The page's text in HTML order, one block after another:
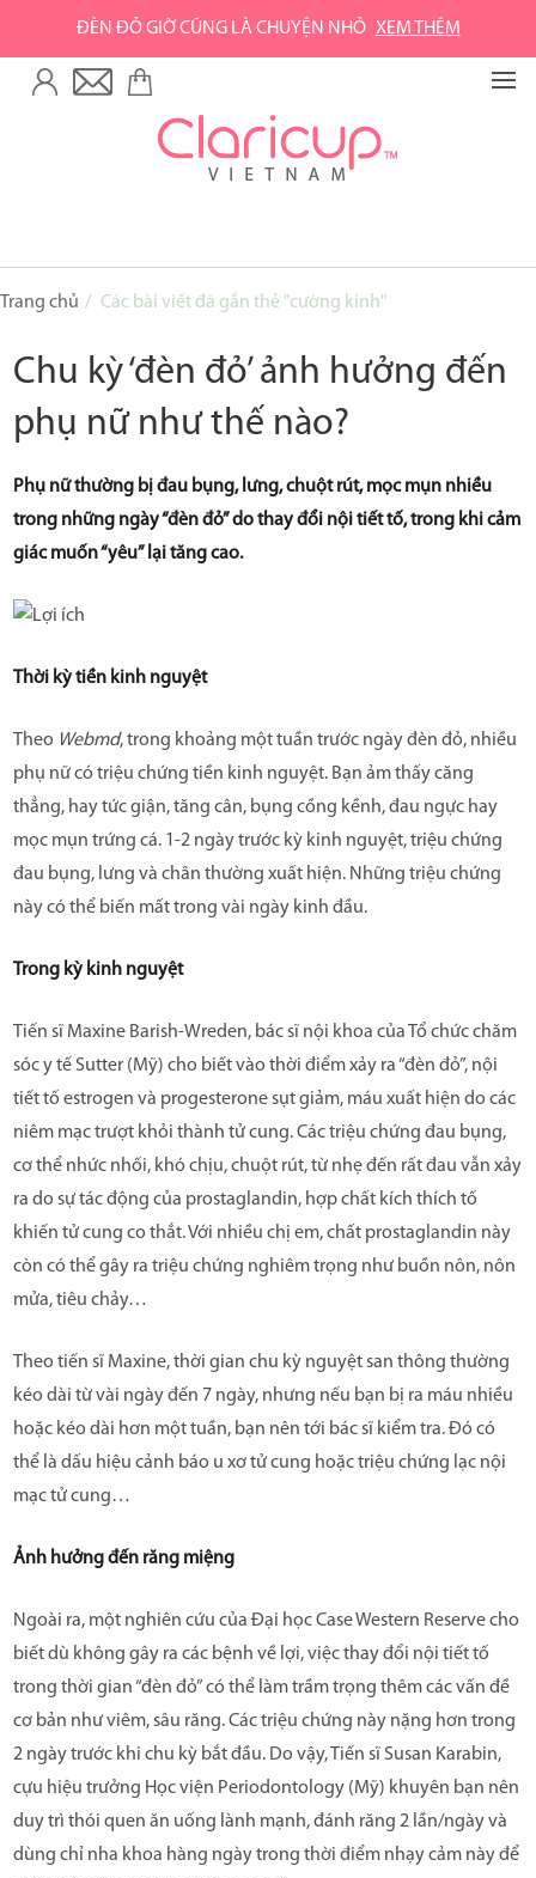
ĐÈN ĐỎ GIỜ CŨNG LÀ CHUYỆN NHỎ XEM THÊM
Trang chủ Các bài viết đã gắn thẻ "cường kinh"
Chu kỳ ‘đèn đỏ’ ảnh hưởng đến
phụ nữ như thế nào?
Phụ nữ thường bị đau bụng, lưng, chuột rút, mọc mụn nhiều
trong những ngày “đèn đỏ” do thay đổi nội tiết tố, trong khi cảm
giác muốn “yêu” lại tăng cao.
Thời kỳ tiền kinh nguyệt
Theo Webmd, trong khoảng một tuần trước ngày đèn đỏ, nhiều
phụ nữ có triệu chứng tiền kinh nguyệt. Bạn ảm thấy căng
thẳng, hay tức giận, tăng cân, bụng cồng kềnh, đau ngực hay
mọc mụn trứng cá. 1-2 ngày trước kỳ kinh nguyệt, triệu chứng
đau bụng, lưng và chân thường xuất hiện. Những triệu chứng
này có thể biến mất trong vài ngày kinh đầu.
Trong kỳ kinh nguyệt
Tiến sĩ Maxine Barish-Wreden, bác sĩ nội khoa của Tổ chức chăm
sóc y tế Sutter (Mỹ) cho biết vào thời điểm xảy ra “đèn đỏ”, nội
tiết tố estrogen và progesterone sụt giảm, máu xuất hiện do các
niêm mạc trượt khỏi thành tử cung. Các triệu chứng đau bụng,
cơ thể nhức nhối, khó chịu, chuột rút, từ nhẹ đến rất đau vẫn xảy
ra do sự tác động của prostaglandin, hợp chất kích thích tố
khiến tử cung co thắt. Với nhiều chị em, chất prostaglandin này
còn có thể gây ra triệu chứng nghiêm trọng như buồn nôn, nôn
mửa, tiêu chảy…
Theo tiến sĩ Maxine, thời gian chu kỳ nguyệt san thông thường
kéo dài từ vài ngày đến 7 ngày, nhưng nếu bạn bị ra máu nhiều
hoặc kéo dài hơn một tuần, bạn nên tới bác sĩ kiểm tra. Đó có
thể là dấu hiệu cảnh báo u xơ tử cung hoặc triệu chứng lạc nội
mạc tử cung…
Ảnh hưởng đến răng miệng
Ngoài ra, một nghiên cứu của Đại học Case Western Reserve cho
biết dù không gây ra các bệnh về lợi, việc thay đổi nội tiết tố
trong thời gian “đèn đỏ” có thể làm trầm trọng thêm các vấn đề
cơ bản như viêm, sâu răng. Các triệu chứng này nặng hơn trong
2 ngày trước khi chu kỳ bắt đầu. Do vậy, Tiến sĩ Susan Karabin,
cựu hiệu trưởng Học viện Periodontology (Mỹ) khuyên bạn nên
duy trì thói quen ăn uống lành mạnh, đánh răng 2 lần/ngày và
dùng chỉ nha khoa hàng ngày trong thời điểm nhạy cảm này để
VỀ GREEN LIFE
Về Green Life
SẢN PHẨM
Mua hàng online
TIN TỨC
Tin Sức khỏe
LIÊN HỆ
HƯỚNG DẪN VỆ SINH CỐC